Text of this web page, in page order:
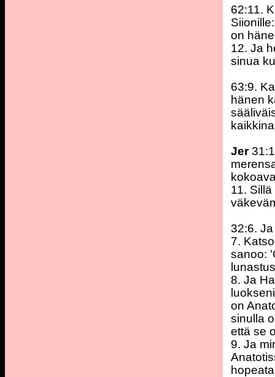
62:11.
on
12. Ja
sinua
63:9.
hänen
Jer
11.
32:6.
7.
sanoo:
8. Ja
on
sinulla
että se
9. Ja